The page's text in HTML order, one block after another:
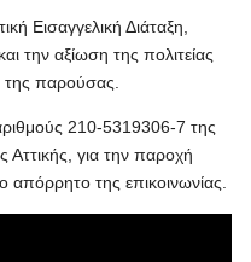
Εισαγγελική Διάταξη,
την αξίωση της πολιτείας
παρούσας.
210-5319306-7 της
Αττικής, για την παροχή
απόρρητο της επικοινωνίας.